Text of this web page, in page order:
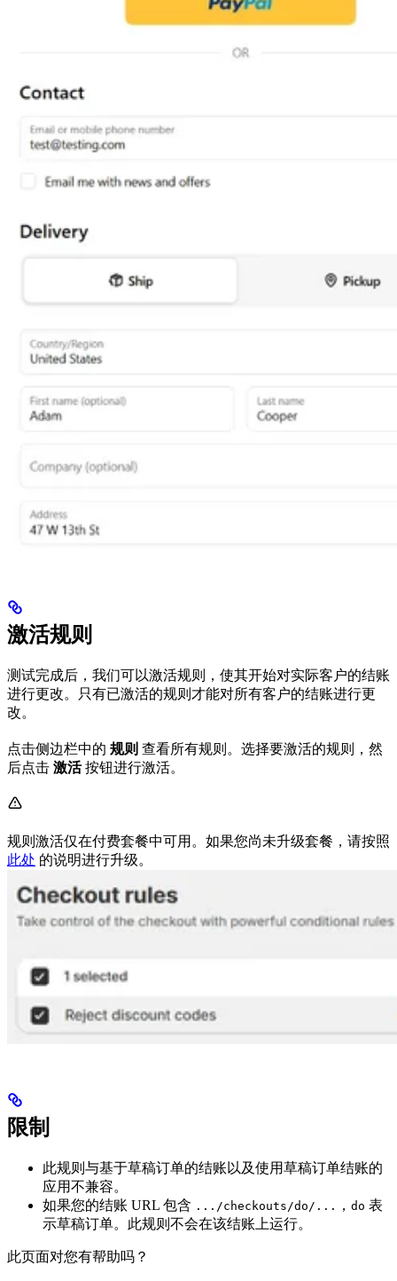
激活规则
测试完成后，我们可以激活规则，使其开始对实际客户的结账
进行更改。只有已激活的规则才能对所有客户的结账进行更
改。
点击侧边栏中的 规则 查看所有规则。选择要激活的规则，然
后点击 激活按钮进行激活。
规则激活仅在付费套餐中可用。如果您尚未升级套餐，请按照
此处 的说明进行升级。
限制
此规则与基于草稿订单的结账以及使用草稿订单结账的
应用不兼容。
如果您的结账 URL 包含 .../checkouts/do/... ， do 表
示草稿订单。此规则不会在该结账上运行。
此页面对您有帮助吗？